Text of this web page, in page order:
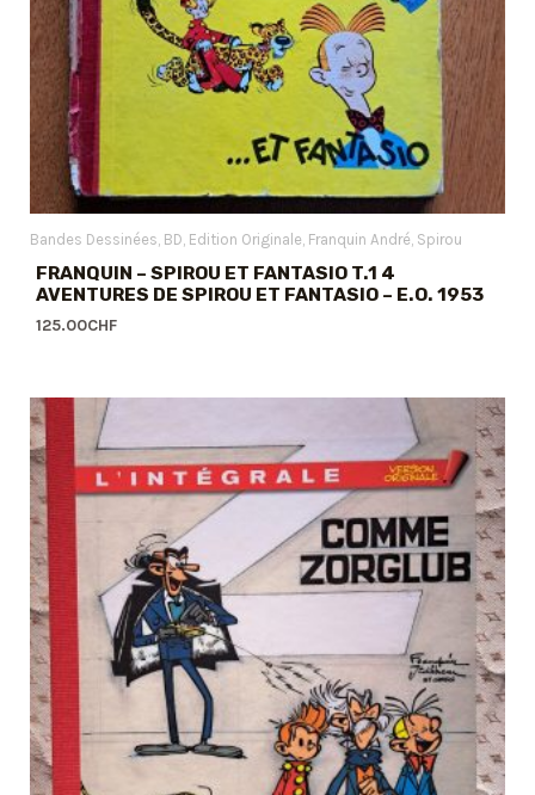
Bandes Dessinées BD Edition Originale Franquin André Spirou
FRANQUIN – SPIROU ET FANTASIO T.1 4
AVENTURES DE SPIROU ET FANTASIO – E.O. 1953
125.00CHF